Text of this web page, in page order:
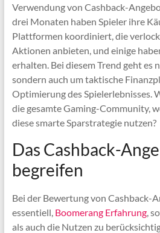
Verwendung von Cashback-
drei Monaten haben Spieler ihre
Plattformen koordiniert, die
Aktionen anbieten, und einige
erhalten. Bei diesem Trend geht es
sondern auch um taktische
Optimierung des Spielerlebnisses.
die gesamte Gaming-Community,
diese smarte Sparstrategie nutzen?
Das Cashback-
begreifen
Bei der Bewertung von Cashback-
essentiell, Boomerang Erfahrung,
als auch die Nutzen zu